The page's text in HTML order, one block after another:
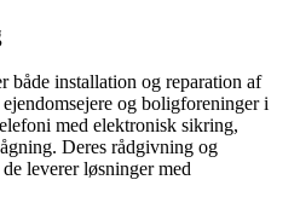
installation og reparation af
og boligforeninger i
med elektronisk sikring,
Deres rådgivning og
leverer løsninger med